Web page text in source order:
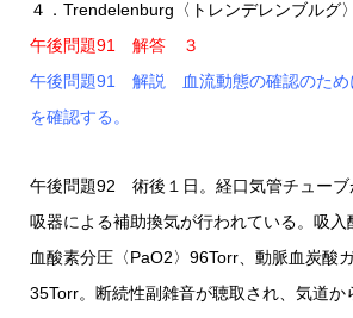
４．Trendelenburg〈トレンデレンブルグ
午後問題91 解答 ３
午後問題91 解説 血流動態の確認のため
を確認する。
午後問題92 術後１日。経口気管チューブ
吸器による補助換気が行われている。吸
血酸素分圧〈PaO2〉96Torr、動脈血炭酸
35Torr。断続性副雑音が聴取され、気道か